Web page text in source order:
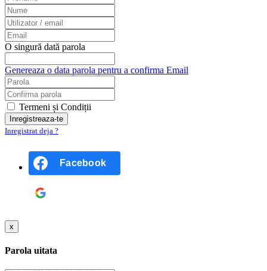
O singură dată parola
Genereaza o data parola pentru a confirma Email
Termeni și Condiții
Inregistrat deja ?
Facebook
x
Parola uitata